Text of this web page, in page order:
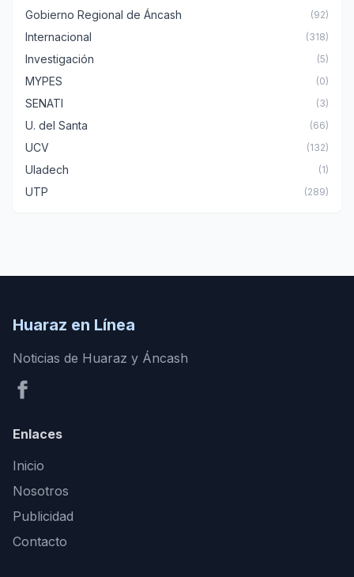
Gobierno Regional de Áncash (92)
Internacional (318)
Investigación (5)
MYPES (0)
SENATI (3)
U. del Santa (66)
UCV (132)
Uladech (1)
UTP (289)
Huaraz en Línea
Noticias de Huaraz y Áncash
Enlaces
Inicio
Nosotros
Publicidad
Contacto